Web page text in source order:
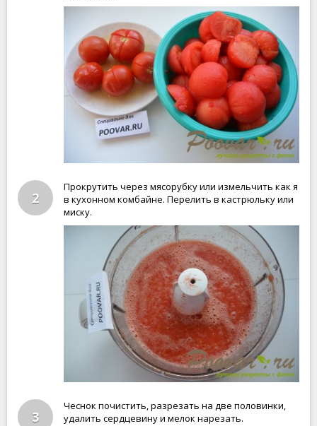
2
Прокрутить через мясорубку или измельчить как я
в кухонном комбайне. Перелить в кастрюльку или
миску.
3
Чеснок почистить, разрезать на две половинки,
удалить сердцевину и мелок нарезать.